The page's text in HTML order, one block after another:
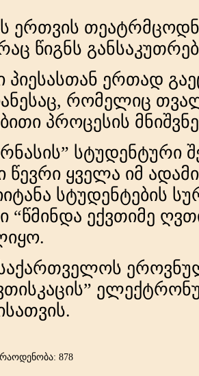
ერთვის
წიგნს
პიესასთან ერთად
რომელიც
პროცესის
სტუდენტური
ყველა იმ
სტუდენტების
“წმინდა ექვთიმე
878